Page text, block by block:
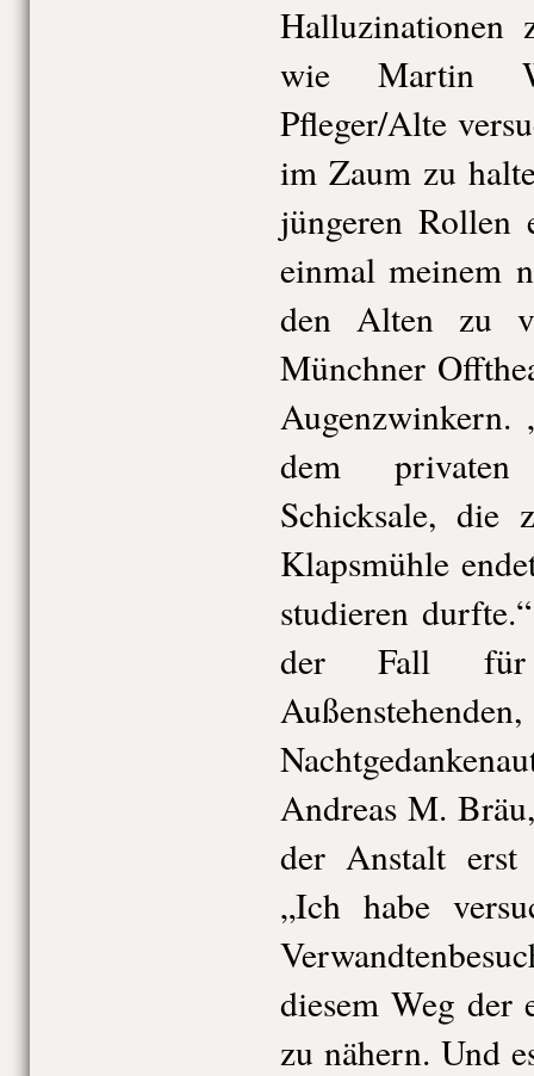
Halluzinationen
wie Martin
Pfleger/Alte
im Zaum zu
jüngeren Rollen
einmal meinem
den Alten zu
Münchner
Augenzwinkern.
dem privaten
Schicksale, die
Klapsmühle
studieren
der Fall
Andreas M.
der Anstalt erst
„Ich habe
diesem Weg der
zu nähern. Und